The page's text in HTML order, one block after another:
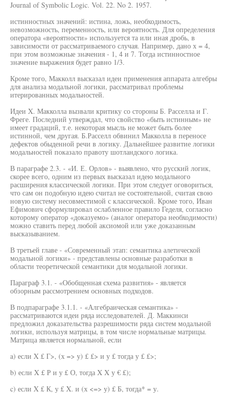
Journal of Symbolic Logic. Vol. 22. No 2. 1957.
истинностных значений: истина, ложь, необходимость,
невозможность, переменность, или вероятность. Для определения
оператора «вероятности» используется та или иная дробь, в
зависимости от рассматриваемого случая. Например, дано х = 4,
при этом возможные значения - 1, 4 и 7. Тогда истинностное
значение выражения будет равно 1/3.
Кроме того, Макколл высказал идеи применения аппарата алгебры
для анализа модальной логики, рассматривал проблемы
итерированных модальностей.
Идеи X. Макколла вызвали критику со стороны Б. Расселла и Г.
Фреге. Последний утверждал, что свойство «быть истинным» не
имеет градаций, т.е. некоторая мысль не может быть более
истинной, чем другая. Б.Расселл обвинил Макколла в переносе
дефектов обыденной речи в логику. Дальнейшее развитие логики
модальностей показало правоту шотландского логика.
В параграфе 2.3. - «И. Е. Орлов» - выявлено, что русский логик,
скорее всего, одним из первых высказал идею модального
расширения классической логики. При этом следует оговориться,
что сам он подобную идею считал не состоятельной, считая свою
новую систему несовместимой с классической. Кроме того, Иван
Ефимович сформулировал ослабленное правило Геделя, согласно
которому оператор «доказуемо» (аналог оператора необходимости)
можно ставить перед любой аксиомой или уже доказанным
высказыванием.
В третьей главе - «Современный этап: семантика алетической
модальной логики» - представлены основные разработки в
области теоретической семантики для модальной логики.
Параграф 3.1. - «Обобщенная схема развития» - является
обзорным рассмотрением основных подходов.
В подпараграфе 3.1.1. - «Алгебраическая семантика» -
рассматриваются идеи ряда исследователей. Д. Маккинси
предложил доказательства разрешимости ряда систем модальной
логики, используя матрицы, в том числе нормальные матрицы.
Матрица является нормальной, если
a) если X £ Г>, (х => у) £ £> и у £ тогда у £ £>;
b) если X £ Р и у £ О, тогда X X у € £);
c) если X £ К, у £ X. и (х <=> у) £ Б, тогда* = у.